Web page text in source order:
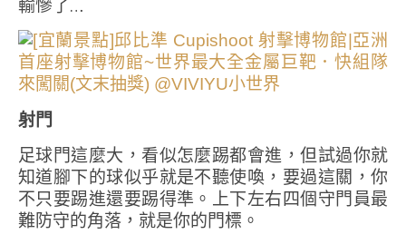
輸慘了…
射門
足球門這麼大，看似怎麼踢都會進，但試過你就
知道腳下的球似乎就是不聽使喚，要過這關，你
不只要踢進還要踢得準。上下左右四個守門員最
難防守的角落，就是你的門標。